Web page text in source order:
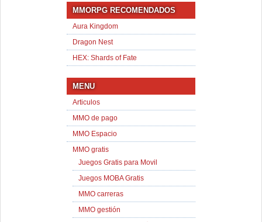
MMORPG RECOMENDADOS
Aura Kingdom
Dragon Nest
HEX: Shards of Fate
MENU
Articulos
MMO de pago
MMO Espacio
MMO gratis
Juegos Gratis para Movil
Juegos MOBA Gratis
MMO carreras
MMO gestión